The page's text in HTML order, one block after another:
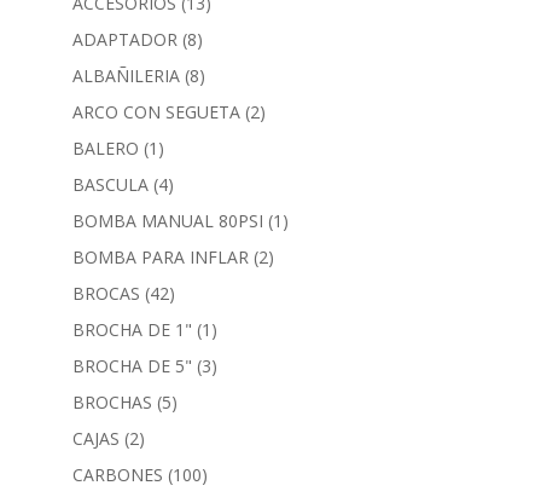
ADAPTADOR (8)
ALBAÑILERIA (8)
ARCO CON SEGUETA (2)
BALERO (1)
BASCULA (4)
BOMBA MANUAL 80PSI (1)
BOMBA PARA INFLAR (2)
BROCAS (42)
BROCHA DE 1" (1)
BROCHA DE 5" (3)
BROCHAS (5)
CAJAS (2)
CARBONES (100)